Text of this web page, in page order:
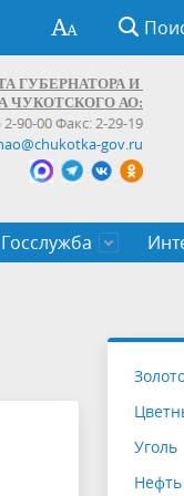
ГУБЕРНАТОРА И
ЧУКОТСКОГО АО:
2-90-00 Факс: 2-29-19
gov.ru
Госслужба
служащих
Уголь
Нефть